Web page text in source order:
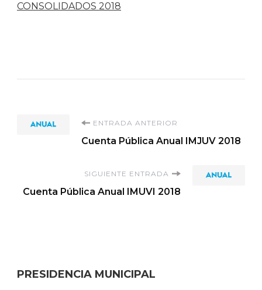
CONSOLIDADOS 2018
Navegación
entradas
ENTRADA ANTERIOR
Cuenta Pública Anual IMJUV 2018
SIGUIENTE ENTRADA
Cuenta Pública Anual IMUVI 2018
PRESIDENCIA MUNICIPAL